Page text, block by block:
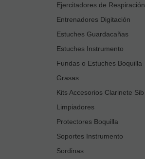
Ejercitadores de Respiración
Entrenadores Digitación
Estuches Guardacañas
Estuches Instrumento
Fundas o Estuches Boquilla
Grasas
Kits Accesorios Clarinete Sib
Limpiadores
Protectores Boquilla
Soportes Instrumento
Sordinas